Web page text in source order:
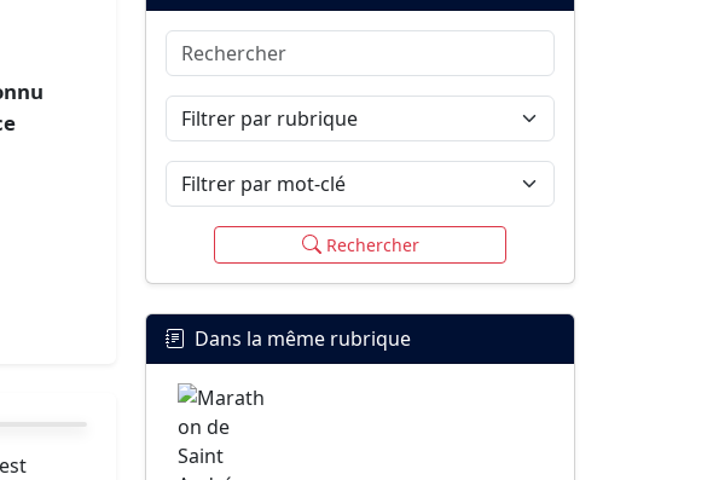
Rechercher
Filtrer par rubrique
Filtrer par mot-clé
Rechercher
Dans la même rubrique